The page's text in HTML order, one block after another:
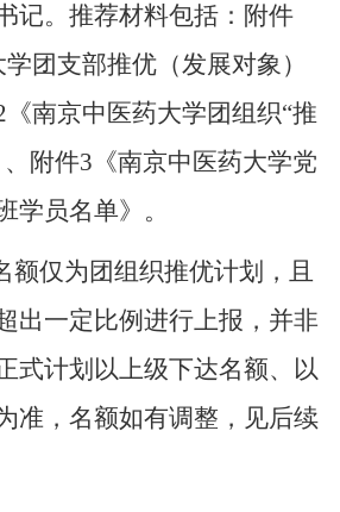
记。推荐材料包括 ： 附件
学团支部推优（发展对象）
《南京中医药大学团组织“推
、 附件3《南京中医药大学党
学员名单》。
额仅为团组织推优计划，且
出一定比例进行上报，并非
式计划以上级下达名额、以
准，名额如有调整，见后续